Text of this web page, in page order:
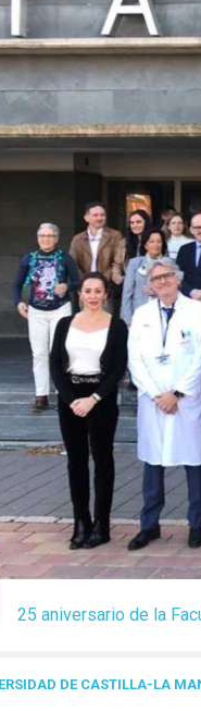
ESC para cerrar
25 aniversario de la
DE CASTILLA-LA